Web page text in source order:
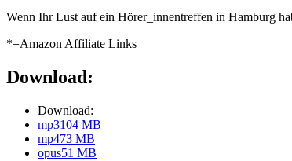
Wenn Ihr Lust auf ein Hörer_innentreffen in Hamburg
*=Amazon Affiliate Links
Download:
Download:
mp3104 MB
mp473 MB
opus51 MB